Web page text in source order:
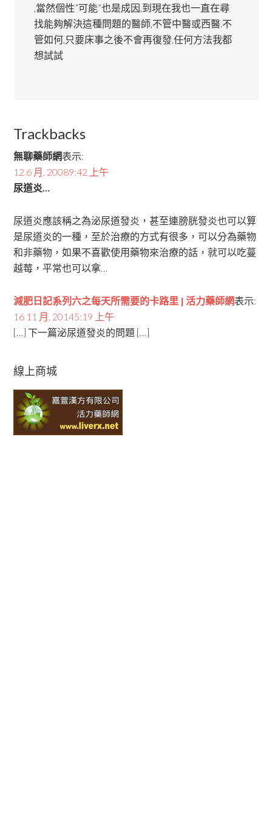
,當然個性”可能”也是成因,到現在我也一直在尋
找能夠解決這種問題的醫師,不管中醫或西醫.不
管如何,只要床事之後不會再復發,任何方法我都
想試試
Trackbacks
無聊藥師網表示:
12 6 月, 20089:42 上午
尿道炎…
尿道炎應該稱之為泌尿道發炎，甚至連膀胱發炎也可以算
是尿道炎的一種，至於治療的方式有很多，可以分為藥物
和非藥物，如果不喜歡使用藥物來治療的話，就可以吃蔓
越莓，平常也可以拿…
減肥日記系列六之每天所需要的卡路里 | 活力藥師網表示:
16 11 月, 20145:19 上午
[…] 下一篇泌尿道發炎的問題 […]
線上商城